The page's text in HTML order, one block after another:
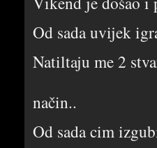
Od sada uvijek
Natiltaju me 2
način..
Od sada cim